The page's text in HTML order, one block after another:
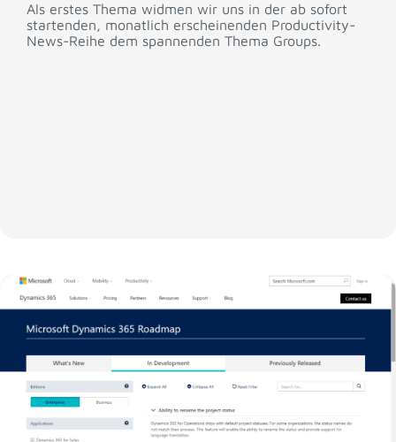
Als erstes Thema widmen wir uns in der ab sofort
startenden, monatlich erscheinenden Productivity-
News-Reihe dem spannenden Thema Groups.